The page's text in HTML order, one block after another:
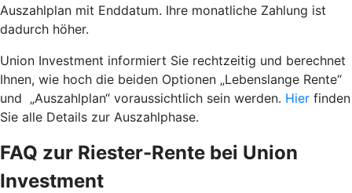
Auszahlplan mit Enddatum. Ihre monatliche Zahlung ist
dadurch höher.
Union Investment informiert Sie rechtzeitig und berechnet
Ihnen, wie hoch die beiden Optionen „Lebenslange Rente“
und „Auszahlplan“ voraussichtlich sein werden. Hier finden
Sie alle Details zur Auszahlphase.
FAQ zur Riester-Rente bei Union
Investment